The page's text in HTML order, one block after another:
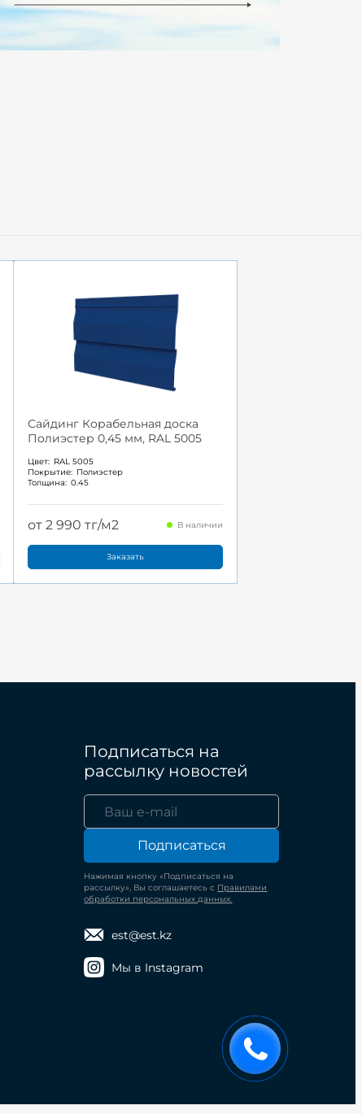
Сайдинг Корабельная доска
Полиэстер 0,45 мм, RAL 5005
Цвет: RAL 5005
Покрытие: Полиэстер
Толщина: 0.45
от 2 990 тг/м2 В наличии
Заказать
Подписаться на
рассылку новостей
Подписаться
Нажимая кнопку «Подписаться на
рассылку», Вы соглашаетесь с Правилами
обработки персональных данных.
est@est.kz
Мы в Instagram